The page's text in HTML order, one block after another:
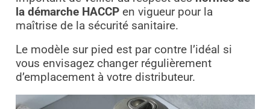
la démarche HACCPen vigueur pour la
maîtrise de la sécurité sanitaire.
Le modèle sur pied est par contre l’idéal si
vous envisagez changer régulièrement
d’emplacement à votre distributeur.